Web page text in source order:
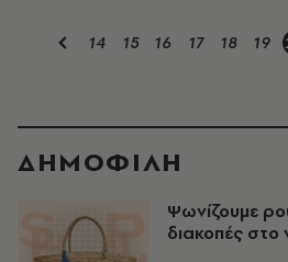
14 15 16 17 18 19
ΔΗΜΟΦΙΛΗ
Ψωνίζουμε
διακοπές στο